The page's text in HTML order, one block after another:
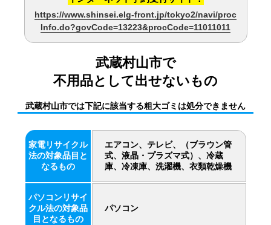
https://www.shinsei.elg-front.jp/tokyo2/navi/proc
Info.do?govCode=13223&procCode=11011011
武蔵村山市で
不用品として出せないもの
武蔵村山市では下記に該当する粗大ゴミは処分できません
家電リサイクル
法の対象品目と
なるもの
エアコン、テレビ、（ブラウン管
式、液晶・プラズマ式）、冷蔵
庫、冷凍庫、洗濯機、衣類乾燥機
パソコンリサイ
クル法の対象品
目となるもの
パソコン